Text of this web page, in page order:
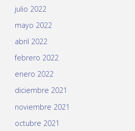
julio 2022
mayo 2022
abril 2022
febrero 2022
enero 2022
diciembre 2021
noviembre 2021
octubre 2021